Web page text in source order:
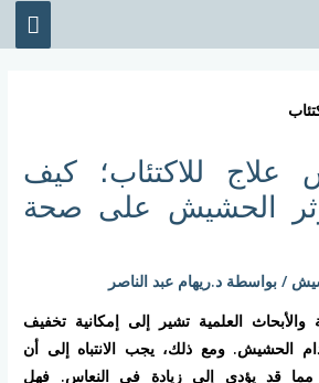
للاكتئاب؛ كيف
الحشيش على صحة
/ بواسطة د.ريهام عبد الناصر
العلمية تشير إلى إمكانية تخفيف
الحشيش. ومع ذلك، يجب الانتباه إلى أن
مما قد يؤدي إلى زيادة في النعاس. فهل